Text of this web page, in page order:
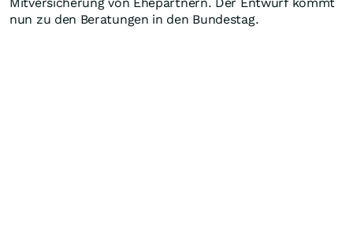
nun zu den Beratungen in den Bundestag.